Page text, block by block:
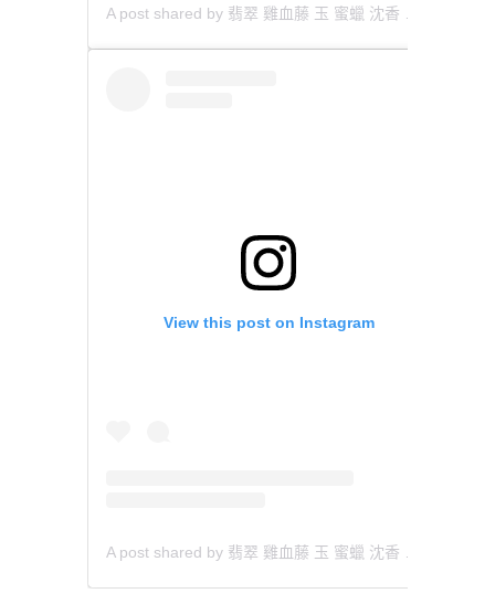
View this post on Instagram